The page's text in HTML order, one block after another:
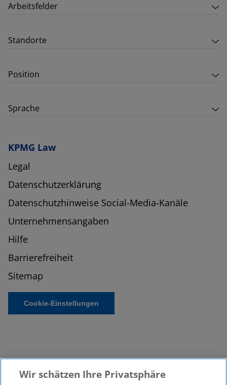
Arbeitsfelder
Standorte
Position
Sprache
KPMG Law
Legal
Datenschutzerklärung
Datenschutzhinweise Social-Media-Kanäle
Unternehmensangaben
Hilfe
Barrierefreiheit
Sitemap
Cookie-Einstellungen
Wir schätzen Ihre Privatsphäre